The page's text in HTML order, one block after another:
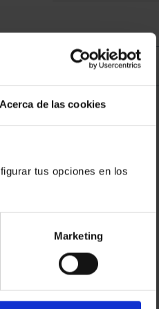
Acerca de las cookies
tus opciones en los
Marketing
@Abogacia_es